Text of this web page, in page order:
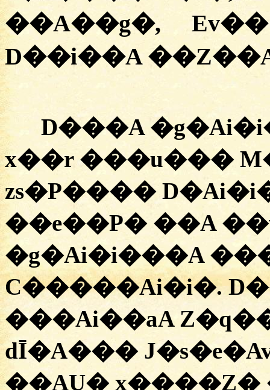
��A��g�,
D��i��A
D���A
x��r ���u���
zs�P����
��e��P� ��A
�g�Ai�i���A
C�����Ai�i�.
���Ai��aA
dĪ�A���
��AU� x����Z�